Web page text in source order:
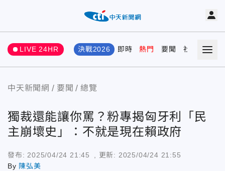
LIVE 24HR 決戰2026 即時 熱門 要聞 社會 娛樂
中天新聞網 要聞 總覽
獨裁還能讓你罵？粉專揭匈牙利「民
主崩壞史」：不就是現在賴政府
發布: 2025/04/24 21:45 , 更新: 2025/04/24 21:55
By 陳弘美